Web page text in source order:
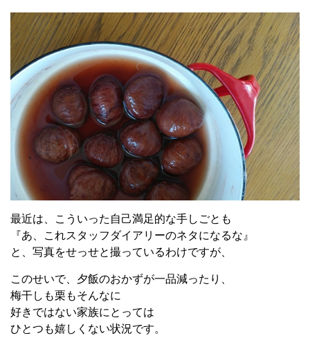
最近は、こういった自己満足的な手しごとも
『あ、これスタッフダイアリーのネタになるな』
と、写真をせっせと撮っているわけですが、
このせいで、夕飯のおかずが一品減ったり、
梅干しも栗もそんなに
好きではない家族にとっては
ひとつも嬉しくない状況です。